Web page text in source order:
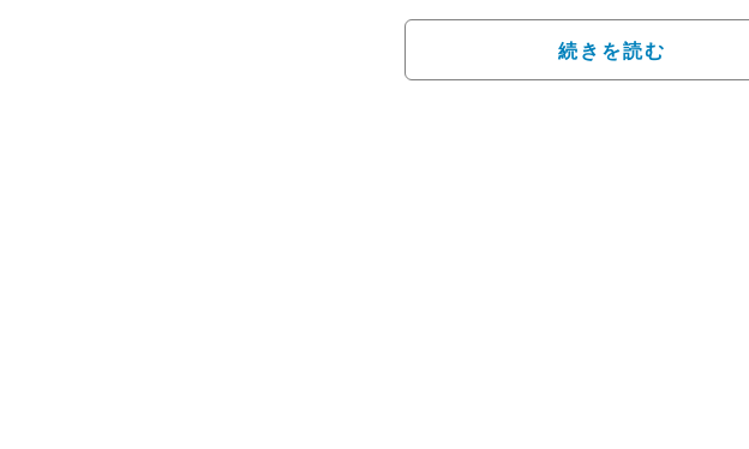
大冒険TV』（※一部地域を除く）。4月28日の放送回では、
「高速グルメの大冒険 関越自動車道下りおすすめグルメを食べ
続きを読む